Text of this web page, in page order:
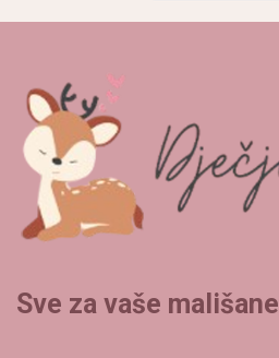
Sve za vaše mališane